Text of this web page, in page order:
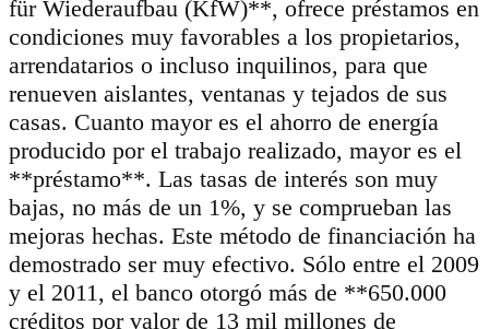
für Wiederaufbau (KfW)**, ofrece préstamos en
condiciones muy favorables a los propietarios,
arrendatarios o incluso inquilinos, para que
renueven aislantes, ventanas y tejados de sus
casas. Cuanto mayor es el ahorro de energía
producido por el trabajo realizado, mayor es el
**préstamo**. Las tasas de interés son muy
bajas, no más de un 1%, y se comprueban las
mejoras hechas. Este método de financiación ha
demostrado ser muy efectivo. Sólo entre el 2009
y el 2011, el banco otorgó más de **650.000
créditos por valor de 13 mil millones de